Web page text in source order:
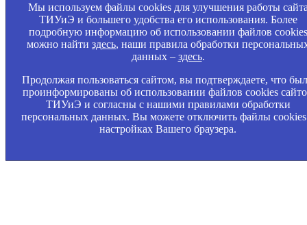
Мы используем файлы cookies для улучшения работы
ТИУиЭ и большего удобства его использования. Более
подробную информацию об использовании файлов cookies
можно найти здесь, наши правила обработки
данных – здесь.
Продолжая пользоваться сайтом, вы подтверждаете, что
проинформированы об использовании файлов cookies
ТИУиЭ и согласны с нашими правилами обработки
персональных данных. Вы можете отключить файлы
настройках Вашего браузера.